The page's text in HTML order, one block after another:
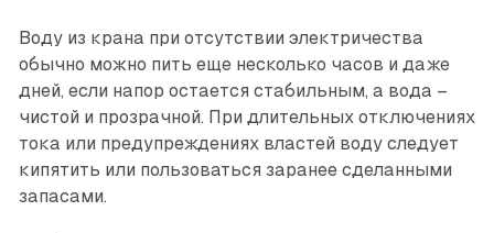
Воду из крана при отсутствии электричества
обычно можно пить еще несколько часов и даже
дней, если напор остается стабильным, а вода –
чистой и прозрачной. При длительных отключениях
тока или предуп­реждениях властей воду следует
кипятить или пользоваться заранее сделанными
запасами.